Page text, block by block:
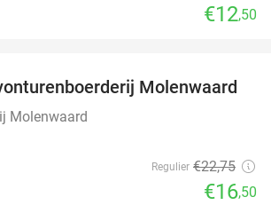
€12,50
27%
Molenwaard
Molenwaard
Regulier €22,75
€16,50